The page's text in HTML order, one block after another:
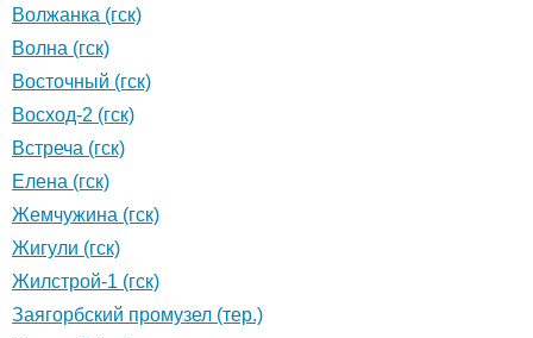
Волжанка (гск)
Волна (гск)
Восточный (гск)
Восход-2 (гск)
Встреча (гск)
Елена (гск)
Жемчужина (гск)
Жигули (гск)
Жилстрой-1 (гск)
Заягорбский промузел (тер.)